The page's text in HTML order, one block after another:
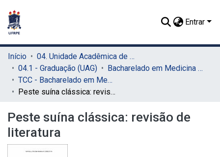
Entrar
Início
04. Unidade Acadêmica de Garanhuns (UAG)
04.1 - Graduação (UAG)
Bacharelado em Medicina Veterinária (UAG)
TCC - Bacharelado em Medicina Veterinária (UAG)
Peste suína clássica: revisão de literatura
Peste suína clássica: revisão de
literatura